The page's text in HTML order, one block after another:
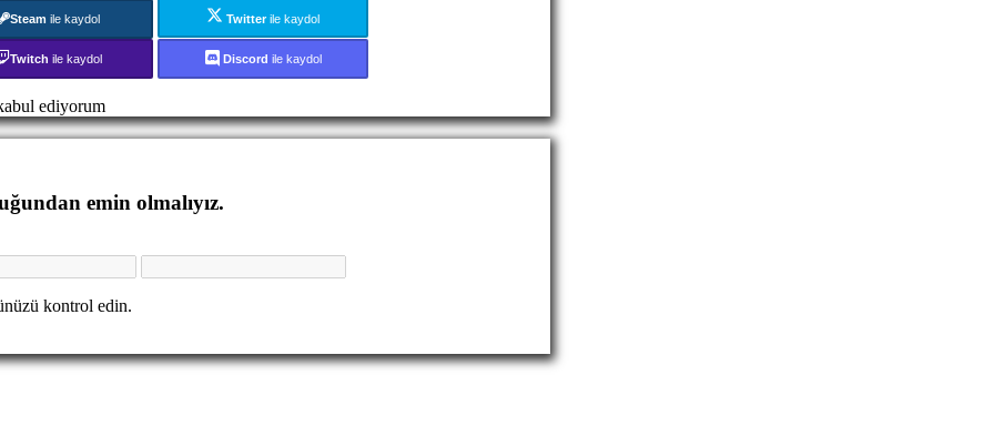
Steam ile kaydol Twitterile kaydol
Twitch ile kaydol Discord ile kaydol
ediyorum
emin olmalıyız.
kontrol edin.